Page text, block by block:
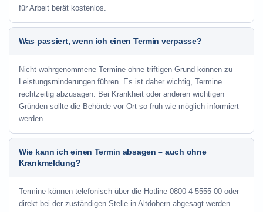
für Arbeit berät kostenlos.
Was passiert, wenn ich einen Termin verpasse?
Nicht wahrgenommene Termine ohne triftigen Grund können zu
Leistungsminderungen führen. Es ist daher wichtig, Termine
rechtzeitig abzusagen. Bei Krankheit oder anderen wichtigen
Gründen sollte die Behörde vor Ort so früh wie möglich informiert
werden.
Wie kann ich einen Termin absagen – auch ohne
Krankmeldung?
Termine können telefonisch über die Hotline 0800 4 5555 00 oder
direkt bei der zuständigen Stelle in Altdöbern abgesagt werden.